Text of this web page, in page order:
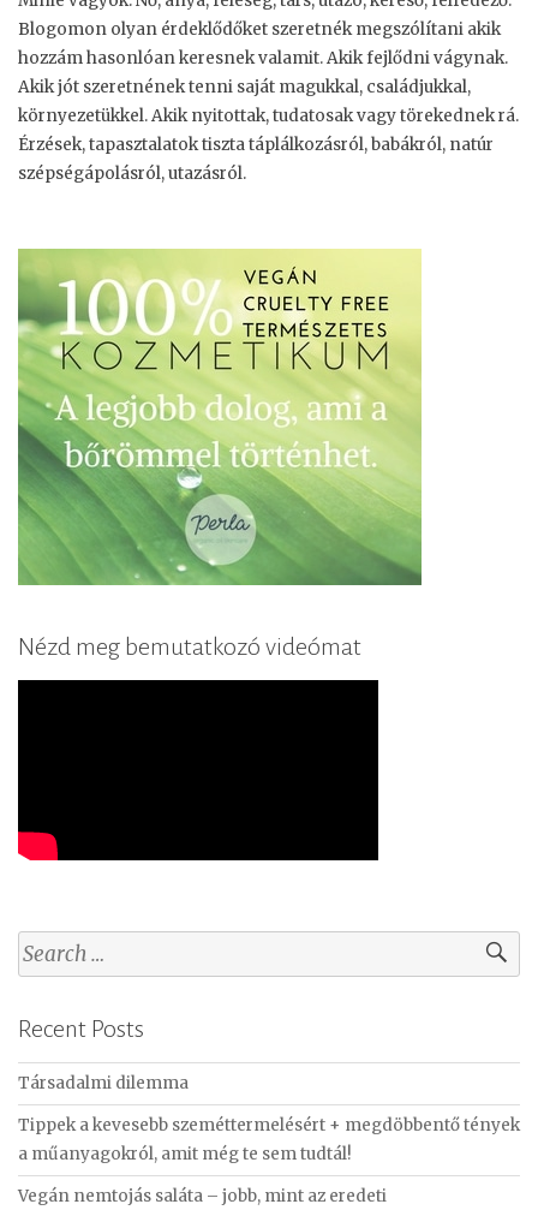
Blogomon olyan érdeklődőket szeretnék megszólítani akik
hozzám hasonlóan keresnek valamit. Akik fejlődni vágynak.
Akik jót szeretnének tenni saját magukkal, családjukkal,
környezetükkel. Akik nyitottak, tudatosak vagy törekednek rá.
Érzések, tapasztalatok tiszta táplálkozásról, babákról, natúr
szépségápolásról, utazásról.
Nézd meg bemutatkozó videómat
S
e
r
c
h
f
o
r
:
Recent Posts
Társadalmi dilemma
Tippek a kevesebb szeméttermelésért + megdöbbentő tények
a műanyagokról, amit még te sem tudtál!
Vegán nemtojás saláta – jobb, mint az eredeti